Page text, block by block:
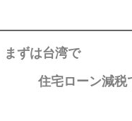
まずは台湾で
住宅ローン減税